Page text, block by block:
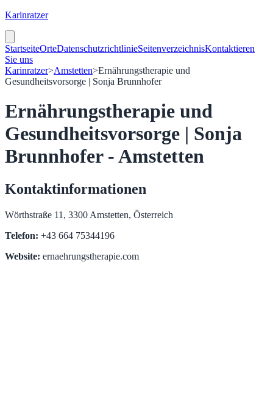
Karinratzer
StartseiteOrteDatenschutzrichtlinieSeitenverzeichnisKontaktieren
Sie uns
Karinratzer>Amstetten>Ernährungstherapie und
Gesundheitsvorsorge | Sonja Brunnhofer
Ernährungstherapie und
Gesundheitsvorsorge | Sonja
Brunnhofer - Amstetten
Kontaktinformationen
Wörthstraße 11, 3300 Amstetten, Österreich
Telefon: +43 664 75344196
Website: ernaehrungstherapie.com